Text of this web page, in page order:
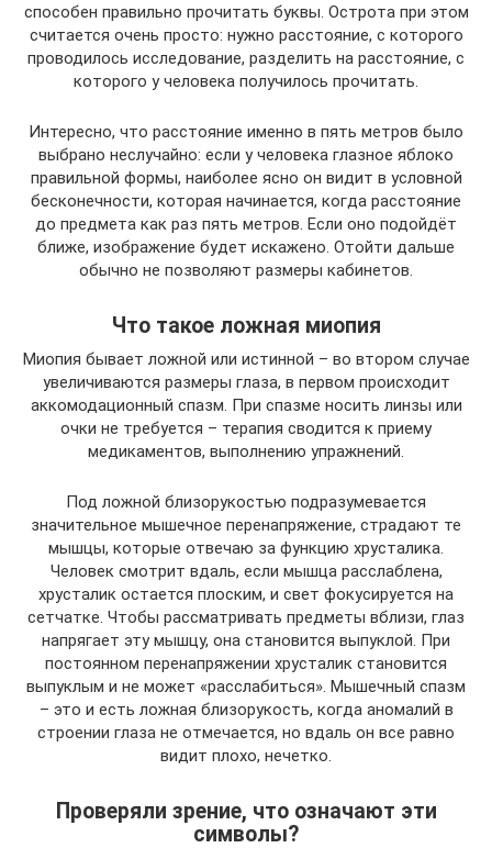
способен правильно прочитать буквы. Острота при этом
считается очень просто: нужно расстояние, с которого
проводилось исследование, разделить на расстояние, с
которого у человека получилось прочитать.
Интересно, что расстояние именно в пять метров было
выбрано неслучайно: если у человека глазное яблоко
правильной формы, наиболее ясно он видит в условной
бесконечности, которая начинается, когда расстояние
до предмета как раз пять метров. Если оно подойдёт
ближе, изображение будет искажено. Отойти дальше
обычно не позволяют размеры кабинетов.
Что такое ложная миопия
Миопия бывает ложной или истинной – во втором случае
увеличиваются размеры глаза, в первом происходит
аккомодационный спазм. При спазме носить линзы или
очки не требуется – терапия сводится к приему
медикаментов, выполнению упражнений.
Под ложной близорукостью подразумевается
значительное мышечное перенапряжение, страдают те
мышцы, которые отвечаю за функцию хрусталика.
Человек смотрит вдаль, если мышца расслаблена,
хрусталик остается плоским, и свет фокусируется на
сетчатке. Чтобы рассматривать предметы вблизи, глаз
напрягает эту мышцу, она становится выпуклой. При
постоянном перенапряжении хрусталик становится
выпуклым и не может «расслабиться». Мышечный спазм
– это и есть ложная близорукость, когда аномалий в
строении глаза не отмечается, но вдаль он все равно
видит плохо, нечетко.
Проверяли зрение, что означают эти
символы?